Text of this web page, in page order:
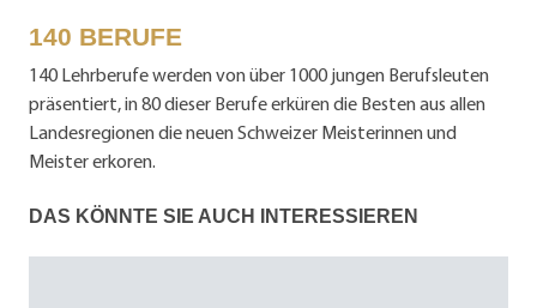
140 BERUFE
140 Lehrberufe werden von über 1000 jungen Berufsleuten
präsentiert, in 80 dieser Berufe er­küren die Besten aus allen
Landesregionen die neuen Schweizer Meisterinnen und
Meister erkoren.
DAS KÖNNTE SIE AUCH INTERESSIEREN